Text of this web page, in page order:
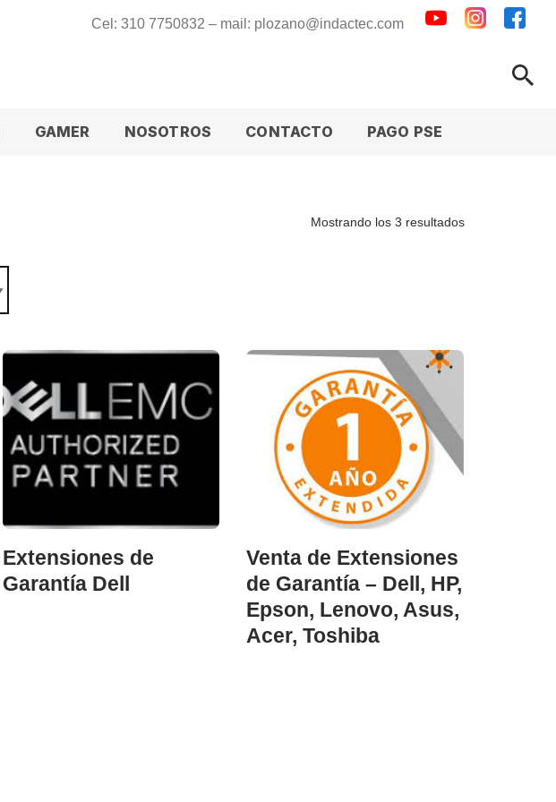
Cel: 310 7750832 – mail: plozano@indactec.com
GAMER NOSOTROS CONTACTO PAGO PSE
Mostrando los 3 resultados
Extensiones de
Garantía Dell
Venta de Extensiones
de Garantía – Dell, HP,
Epson, Lenovo, Asus,
Acer, Toshiba